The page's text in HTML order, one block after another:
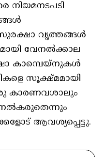
നിയമനടപടി
സുരക്ഷാ വൃത്തങ്ങൾ
വേനൽക്കാല
കാമ്പെയ്നുകൾ
സൂക്ഷ്മമായി
കാരണവശാലും
ആവശ്യപ്പെട്ടു.